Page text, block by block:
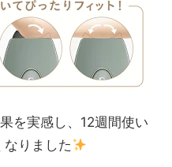
を実感し、12週間使い
りました